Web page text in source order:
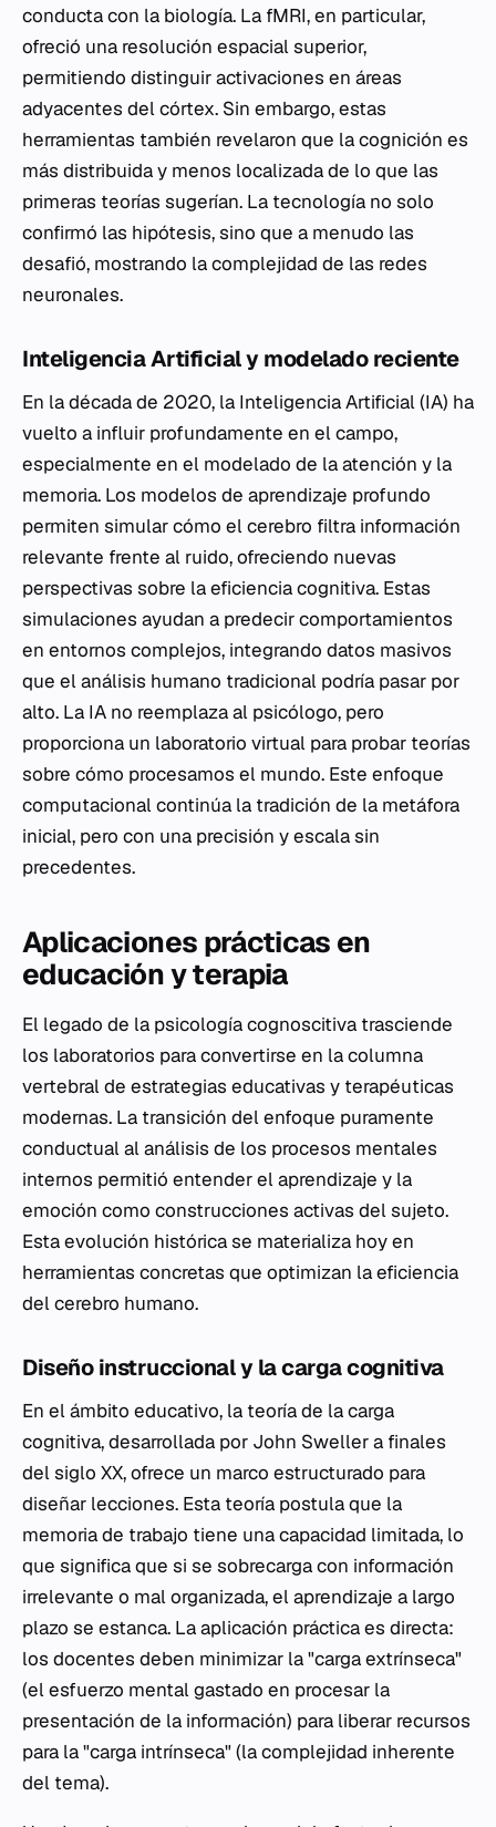
conducta con la biología. La fMRI, en particular,
ofreció una resolución espacial superior,
permitiendo distinguir activaciones en áreas
adyacentes del córtex. Sin embargo, estas
herramientas también revelaron que la cognición es
más distribuida y menos localizada de lo que las
primeras teorías sugerían. La tecnología no solo
confirmó las hipótesis, sino que a menudo las
desafió, mostrando la complejidad de las redes
neuronales.
Inteligencia Artificial y modelado reciente
En la década de 2020, la Inteligencia Artificial (IA) ha
vuelto a influir profundamente en el campo,
especialmente en el modelado de la atención y la
memoria. Los modelos de aprendizaje profundo
permiten simular cómo el cerebro filtra información
relevante frente al ruido, ofreciendo nuevas
perspectivas sobre la eficiencia cognitiva. Estas
simulaciones ayudan a predecir comportamientos
en entornos complejos, integrando datos masivos
que el análisis humano tradicional podría pasar por
alto. La IA no reemplaza al psicólogo, pero
proporciona un laboratorio virtual para probar teorías
sobre cómo procesamos el mundo. Este enfoque
computacional continúa la tradición de la metáfora
inicial, pero con una precisión y escala sin
precedentes.
Aplicaciones prácticas en
educación y terapia
El legado de la psicología cognoscitiva trasciende
los laboratorios para convertirse en la columna
vertebral de estrategias educativas y terapéuticas
modernas. La transición del enfoque puramente
conductual al análisis de los procesos mentales
internos permitió entender el aprendizaje y la
emoción como construcciones activas del sujeto.
Esta evolución histórica se materializa hoy en
herramientas concretas que optimizan la eficiencia
del cerebro humano.
Diseño instruccional y la carga cognitiva
En el ámbito educativo, la teoría de la carga
cognitiva, desarrollada por John Sweller a finales
del siglo XX, ofrece un marco estructurado para
diseñar lecciones. Esta teoría postula que la
memoria de trabajo tiene una capacidad limitada, lo
que significa que si se sobrecarga con información
irrelevante o mal organizada, el aprendizaje a largo
plazo se estanca. La aplicación práctica es directa:
los docentes deben minimizar la "carga extrínseca"
(el esfuerzo mental gastado en procesar la
presentación de la información) para liberar recursos
para la "carga intrínseca" (la complejidad inherente
del tema).